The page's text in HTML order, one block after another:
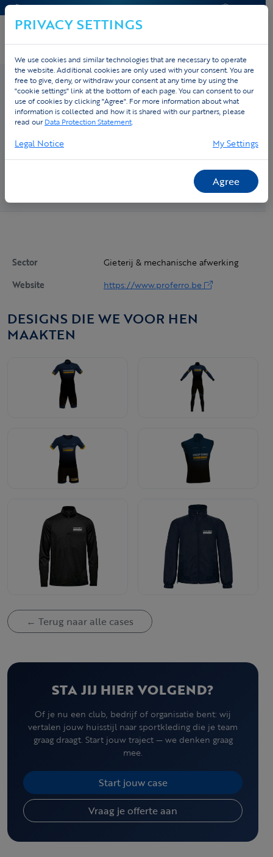
CONTACT & HELP OFFERTE
Home›Cases› Proferro
Proferro
Proferro is gespecialiseerd in gieterij en mechanische
Sector
Gieterij & mechanische afwerking
Website
https://www.proferro.be
DESIGNS DIE WE VOOR HEN
MAAKTEN
← Terug naar alle cases
STA JIJ HIER VOLGEND?
Of je nu een club, bedrijf of organisatie bent: wij
vertalen jouw huisstijl naar sportkleding die je team
graag draagt. Start jouw traject — we denken graag
mee.
Start jouw case
Vraag je offerte aan
PRIVACY SETTINGS
We use cookies and similar technologies that are necessary to operate
the website. Additional cookies are only used with your consent. You are
free to give, deny, or withdraw your consent at any time by using the
"cookie settings" link at the bottom of each page. You can consent to our
use of cookies by clicking "Agree". For more information about what
information is collected and how it is shared with our partners, please
read ourData Protection Statement.
Legal Notice My Settings
Agree